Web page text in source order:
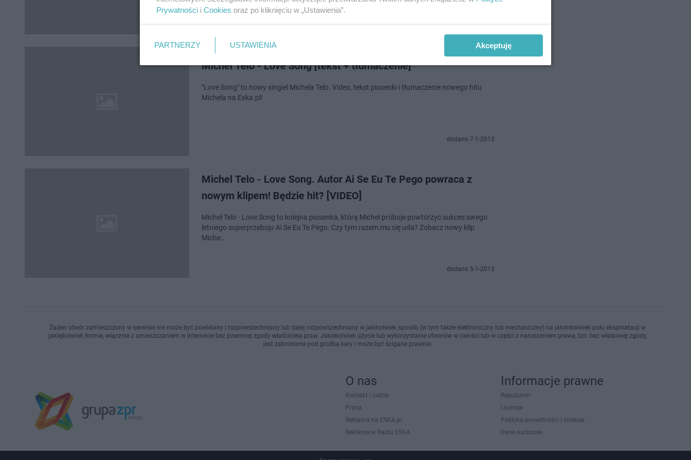
Michel Telo - Love Song [tekst + tłumaczenie]
"Love Song" to nowy singiel Michela Telo. Video, tekst pisoenki i tłumaczenie nowego hitu
Michela na Eska.pl!
dodano 7-1-2013
Michel Telo - Love Song. Autor Ai Se Eu Te Pego powraca z
nowym klipem! Będzie hit? [VIDEO]
Michel Telo - Love Song to kolejna piosenka, którą Michel próbuje powtórzyć sukces swego
letniego superprzeboju Ai Se Eu Te Pego. Czy tym razem mu się uda? Zobacz nowy klip
Miche…
dodano 5-1-2013
Żaden utwór zamieszczony w serwisie nie może być powielany i rozpowszechniany lub dalej rozpowszechniany w jakikolwiek sposób (w tym także elektroniczny lub mechaniczny) na jakimkolwiek polu eksploatacji w
jakiejkolwiek formie, włącznie z umieszczaniem w Internecie bez pisemnej zgody właściciela praw. Jakiekolwiek użycie lub wykorzystanie utworów w całości lub w części z naruszeniem prawa, tzn. bez właściwej zgody,
jest zabronione pod groźbą kary i może być ścigane prawnie.
O nas
Kontakt i ludzie
Praca
Reklama na ESKA.pl
Reklama w Radiu ESKA
Informacje prawne
Regulamin
Licencje
Polityka prywatności i cookies
Dane osobowe
Prywatności i Cookies oraz po kliknięciu w „Ustawienia”.
PARTNERZY USTAWIENIA Akceptuję